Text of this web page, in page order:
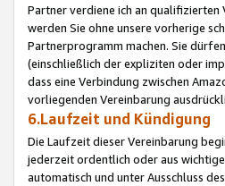
Partner verdiene ich an qualifizierten
werden Sie ohne unsere vorherige
Partnerprogramm machen. Sie
(einschließlich der expliziten oder
dass eine Verbindung zwischen
vorliegenden Vereinbarung
6.Laufzeit und Kündigung
Die Laufzeit dieser Vereinbarung
jederzeit ordentlich oder aus
automatisch und unter Ausschluss